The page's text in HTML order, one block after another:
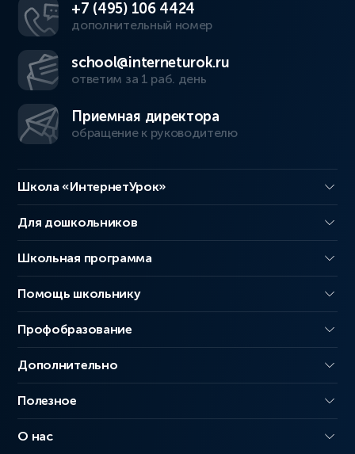
+7 (495) 106 4424
дополнительный номер
school@interneturok.ru
ответим за 1 раб. день
Приемная директора
обращение к руководителю
Школа «ИнтернетУрок»
Для дошкольников
Школьная программа
Помощь школьнику
Профобразование
Дополнительно
Полезное
О нас